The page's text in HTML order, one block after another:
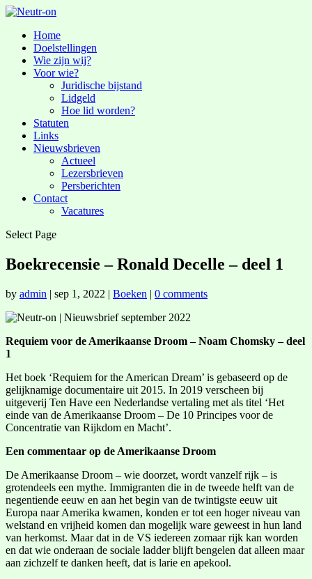
Home
Doelstellingen
Wie zijn wij?
Voor wie?
Juridische bijstand
Lidgeld
Hoe lid worden?
Statuten
Links
Nieuwsbrieven
Actueel
Lezersbrieven
Persberichten
Contact
Vacatures
Select Page
Boekrecensie – Ronald Decelle – deel 1
by admin | sep 1, 2022 | Boeken | 0 comments
Requiem voor de Amerikaanse Droom – Noam Chomsky – deel
1
Het boek ‘Requiem for the American Dream’ is gebaseerd op de
gelijknamige documentaire uit 2015. In 2019 verscheen bij
uitgeverij Ten Have een Nederlandse vertaling met als titel ‘Het
einde van de Amerikaanse Droom – De 10 Principes voor de
Concentratie van Rijkdom en Macht’.
Een commentaar op de Amerikaanse Droom
De Amerikaanse Droom – wie doorzet, wordt vanzelf rijk – is
grotendeels een mythe. Immigranten die in de tweede helft van de
negentiende eeuw en aan het begin van de twintigste eeuw uit
Europa naar Amerika kwamen, konden er tot een hoger niveau van
welstand en vrijheid komen dan mogelijk ware geweest in hun land
van herkomst. Maar dat in de VS iedereen zomaar rijk kan worden
en dat wie onderaan de sociale ladder blijft bengelen dat alleen maar
aan zichzelf te danken heeft, dat is larie en apekool.